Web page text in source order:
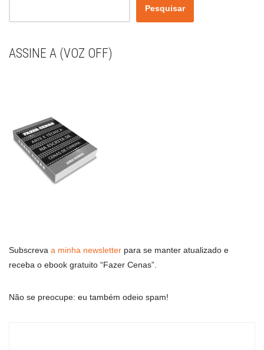
Pesquisar
ASSINE A (VOZ OFF)
Subscreva a minha newsletter para se manter atualizado e
receba o ebook gratuito “Fazer Cenas”.
Não se preocupe: eu também odeio spam!